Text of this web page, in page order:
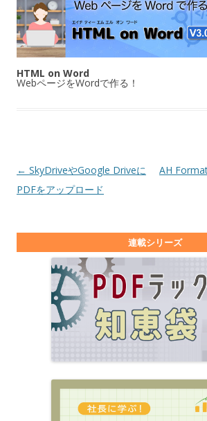
HTML on Word
WebページをWordで作る！
投稿ナビゲーション
← SkyDriveやGoogle Driveに
PDFをアップロード
AH
連載シリーズ